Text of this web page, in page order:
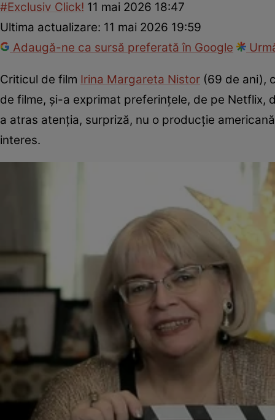
#Exclusiv Click! 11 mai 2026 18:47
Ultima actualizare: 11 mai 2026 19:59
Adaugă-ne ca sursă preferată în Google
Criticul de film Irina Margareta Nistor (69 de ani),
de filme, și-a exprimat preferințele, de pe Netflix,
a atras atenția, surpriză, nu o producție
interes.